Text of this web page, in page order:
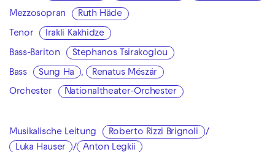
Mezzosopran Ruth Häde
Tenor Irakli Kakhidze
Bass-Bariton Stephanos Tsirakoglou
Bass Sung Ha , Renatus Mészár
Orchester Nationaltheater-Orchester
Musikalische Leitung Roberto Rizzi Brignoli
/
Luka Hauser
/ Anton Legkii